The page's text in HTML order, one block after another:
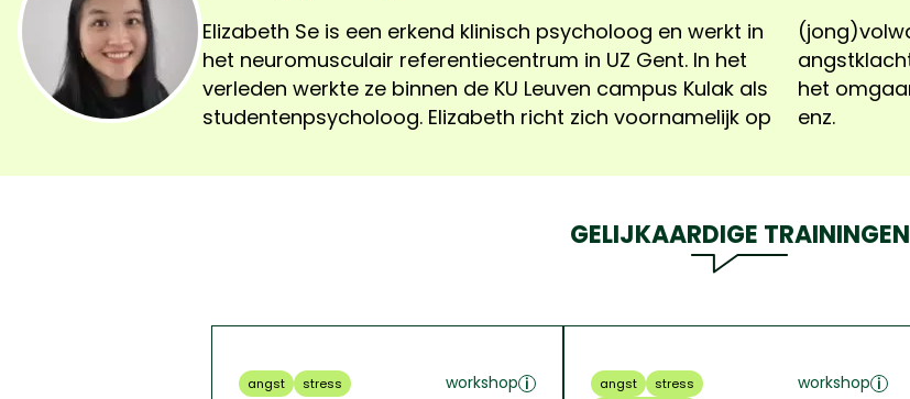
Elizabeth Se is een erkend klinisch psycholoog en werkt in
het neuromusculair referentiecentrum in UZ Gent. In het
verleden werkte ze binnen de KU Leuven campus Kulak als
studentenpsycholoog. Elizabeth richt zich voornamelijk op
(jong)volwassenen met depressieve gevoelens,
angstklachten, stress, negatief zelfbeeld, vermoeidheid,
het omgaan met cognitieve- en/of lichamelijke klachten,
enz.
GELIJKAARDIGE TRAININGEN
angst stress workshop angst
stress
workshop